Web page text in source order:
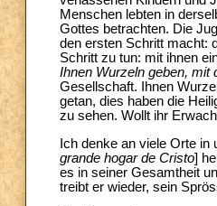
Menschen lebten in
Gottes betrachten. Die
den ersten Schritt macht:
Schritt zu tun: mit ihnen
Ihnen Wurzeln geben, mit
Gesellschaft. Ihnen
getan, dies haben die
zu sehen. Wollt ihr
Ich denke an viele Orte
grande hogar de Cristo]
es in seiner Gesamtheit
treibt er wieder, sein